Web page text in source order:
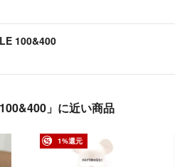
100&400
」に近い商品
1%還元